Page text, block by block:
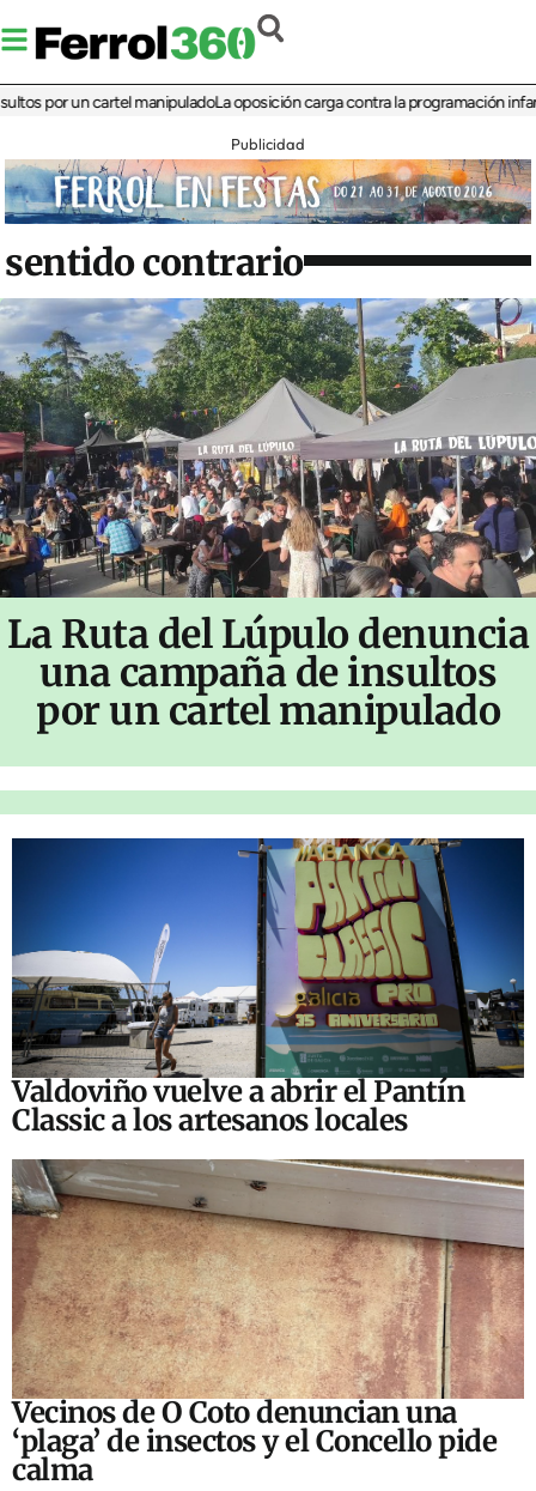
un cartel manipuladoLa oposición carga contra la programación infantil de
Publicidad
sentido contrario
La Ruta del Lúpulo denuncia
una campaña de insultos
por un cartel manipulado
Valdoviño vuelve a abrir el Pantín
Classic a los artesanos locales
Vecinos de O Coto denuncian una
‘plaga’ de insectos y el Concello pide
calma